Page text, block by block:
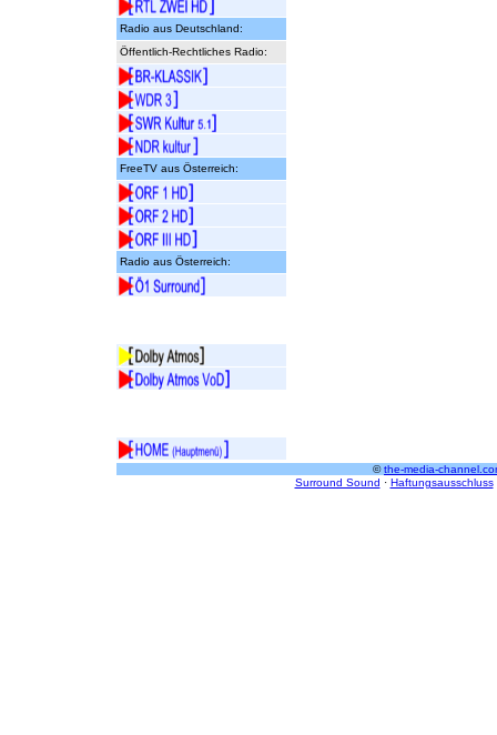
Radio aus Deutschland:
Öffentlich-Rechtliches Radio:
FreeTV aus Österreich:
Radio aus Österreich:
©the-media-
Surround Sound · Haftungsausschluss